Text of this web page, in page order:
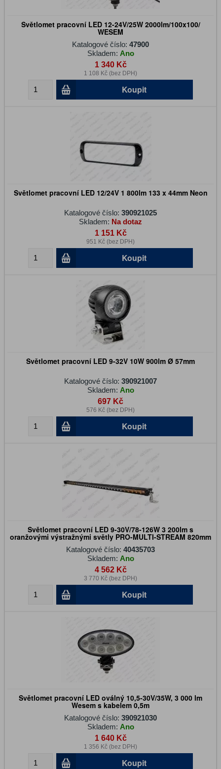
Světlomet pracovní LED 12-24V/25W 2000lm/100x100/
WESEM
Katalogové číslo: 47900
Skladem: Ano
1 340 Kč
1 108 Kč (bez DPH)
Koupit
Světlomet pracovní LED 12/24V 1 800lm 133 x 44mm Neon
Katalogové číslo: 390921025
Skladem: Na dotaz
1 151 Kč
951 Kč (bez DPH)
Koupit
Světlomet pracovní LED 9-32V 10W 900lm Ø 57mm
Katalogové číslo: 390921007
Skladem: Ano
697 Kč
576 Kč (bez DPH)
Koupit
Světlomet pracovní LED 9-30V/78-126W 3 200lm s
oranžovými výstražnými světly PRO-MULTI-STREAM 820mm
Katalogové číslo: 40435703
Skladem: Ano
4 562 Kč
3 770 Kč (bez DPH)
Koupit
Světlomet pracovní LED oválný 10,5-30V/35W, 3 000 lm
Wesem s kabelem 0,5m
Katalogové číslo: 390921030
Skladem: Ano
1 640 Kč
1 356 Kč (bez DPH)
Koupit